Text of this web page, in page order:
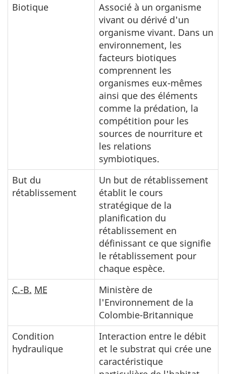
Biotique
Associé à un organisme
vivant ou dérivé d'un
organisme vivant. Dans un
environnement, les
facteurs biotiques
comprennent les
organismes eux-mêmes
ainsi que des éléments
comme la prédation, la
compétition pour les
sources de nourriture et
les relations
symbiotiques.
But du
rétablissement
Un but de rétablissement
établit le cours
stratégique de la
planification du
rétablissement en
définissant ce que signifie
le rétablissement pour
chaque espèce.
C.-B. ME
Ministère de
l'Environnement de la
Colombie-Britannique
Condition
hydraulique
Interaction entre le débit
et le substrat qui crée une
caractéristique